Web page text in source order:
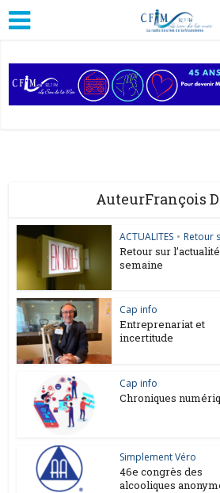
AuteurFrançois
ACTUALITES • Retour
Retour sur
semaine
Cap info
Entreprenariat et
incertitude
Cap info
Chroniques
Simplement Véro
46e congrès des
alcooliques